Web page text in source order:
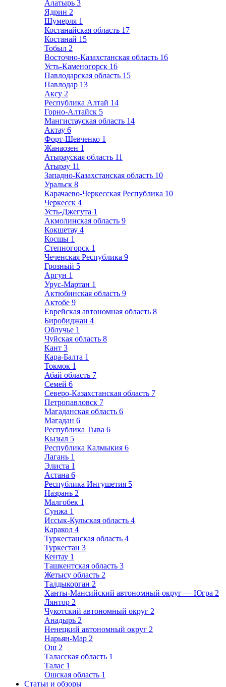
Алатырь 3
Ядрин 2
Шумерля 1
Костанайская область 17
Костанай 15
Тобыл 2
Восточно-Казахстанская область 16
Усть-Каменогорск 16
Павлодарская область 15
Павлодар 13
Аксу 2
Республика Алтай 14
Горно-Алтайск 5
Мангистауская область 14
Актау 6
Форт-Шевченко 1
Жанаозен 1
Атырауская область 11
Атырау 11
Западно-Казахстанская область 10
Уральск 8
Карачаево-Черкесская Республика 10
Черкесск 4
Усть-Джегута 1
Акмолинская область 9
Кокшетау 4
Косшы 1
Степногорск 1
Чеченская Республика 9
Грозный 5
Аргун 1
Урус-Мартан 1
Актюбинская область 9
Актобе 9
Еврейская автономная область 8
Биробиджан 4
Облучье 1
Чуйская область 8
Кант 3
Кара-Балта 1
Токмок 1
Абай область 7
Семей 6
Северо-Казахстанская область 7
Петропавловск 7
Магаданская область 6
Магадан 6
Республика Тыва 6
Кызыл 5
Республика Калмыкия 6
Лагань 1
Элиста 1
Астана 6
Республика Ингушетия 5
Назрань 2
Малгобек 1
Сунжа 1
Иссык-Кульская область 4
Каракол 4
Туркестанская область 4
Туркестан 3
Кентау 1
Ташкентская область 3
Жетысу область 2
Талдыкорган 2
Ханты-Мансийский автономный округ — Югра 2
Лянтор 2
Чукотский автономный округ 2
Анадырь 2
Ненецкий автономный округ 2
Нарьян-Мар 2
Ош 2
Таласская область 1
Талас 1
Ошская область 1
Статьи и обзоры